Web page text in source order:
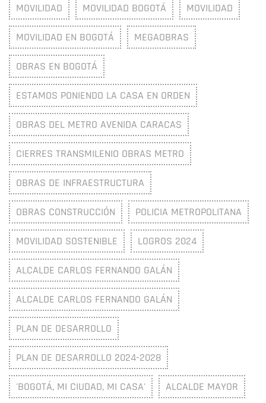
MOVILIDAD MOVILIDAD BOGOTÁ MOVILIDAD
MOVILIDAD EN BOGOTÁ MEGAOBRAS
OBRAS EN BOGOTÁ
ESTAMOS PONIENDO LA CASA EN ORDEN
OBRAS DEL METRO AVENIDA CARACAS
CIERRES TRANSMILENIO OBRAS METRO
OBRAS DE INFRAESTRUCTURA
OBRAS CONSTRUCCIÓN POLICIA METROPOLITANA
MOVILIDAD SOSTENIBLE LOGROS 2024
ALCALDE CARLOS FERNANDO GALÁN
ALCALDE CARLOS FERNANDO GALÁN
PLAN DE DESARROLLO
PLAN DE DESARROLLO 2024-2028
'BOGOTÁ, MI CIUDAD, MI CASA' ALCALDE MAYOR